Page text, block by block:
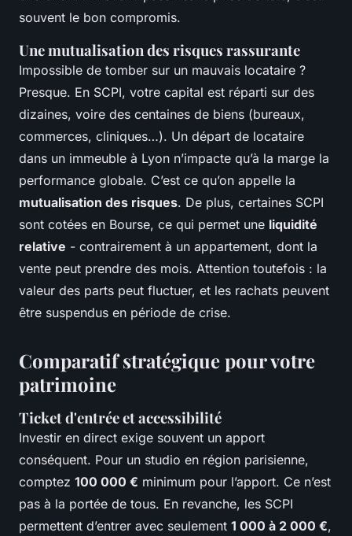
souvent le bon compromis.
Une mutualisation des risques rassurante
Impossible de tomber sur un mauvais locataire ?
Presque. En SCPI, votre capital est réparti sur des
dizaines, voire des centaines de biens (bureaux,
commerces, cliniques…). Un départ de locataire
dans un immeuble à Lyon n’impacte qu’à la marge la
performance globale. C’est ce qu’on appelle la
mutualisation des risques. De plus, certaines SCPI
sont cotées en Bourse, ce qui permet une liquidité
relative - contrairement à un appartement, dont la
vente peut prendre des mois. Attention toutefois : la
valeur des parts peut fluctuer, et les rachats peuvent
être suspendus en période de crise.
Comparatif stratégique pour votre
patrimoine
Ticket d'entrée et accessibilité
Investir en direct exige souvent un apport
conséquent. Pour un studio en région parisienne,
comptez 100 000 € minimum pour l’apport. Ce n’est
pas à la portée de tous. En revanche, les SCPI
permettent d’entrer avec seulement 1 000 à 2 000 €,